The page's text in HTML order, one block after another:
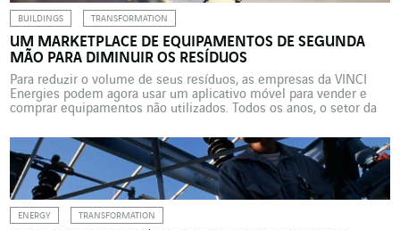
BUILDINGS TRANSFORMATION
UM MARKETPLACE DE EQUIPAMENTOS DE SEGUNDA
MÃO PARA DIMINUIR OS RESÍDUOS
Para reduzir o volume de seus resíduos, as empresas da VINCI
Energies podem agora usar um aplicativo móvel para vender e
comprar equipamentos não utilizados. Todos os anos, o setor da
Entre as alavancas que o setor pode usar para contribuir para mais
sobriedade no […]
ENERGY TRANSFORMATION